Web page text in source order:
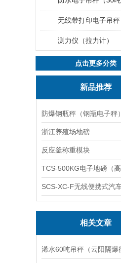
无线带打印电子吊秤
测力仪（拉力计）
点击更多分类
新品推荐
防爆钢瓶秤（钢瓶电子秤）
浙江养殖场地磅
反应釜称重模块
相关文章